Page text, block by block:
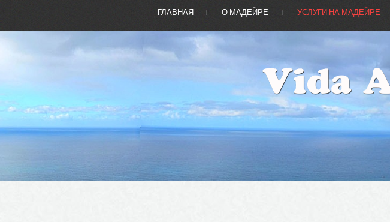
ГЛАВНАЯ О МАДЕЙРЕ УСЛУГИ НА МАДЕЙРЕ